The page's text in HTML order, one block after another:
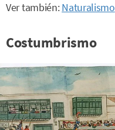
Ver también:Naturalismo
Costumbrismo